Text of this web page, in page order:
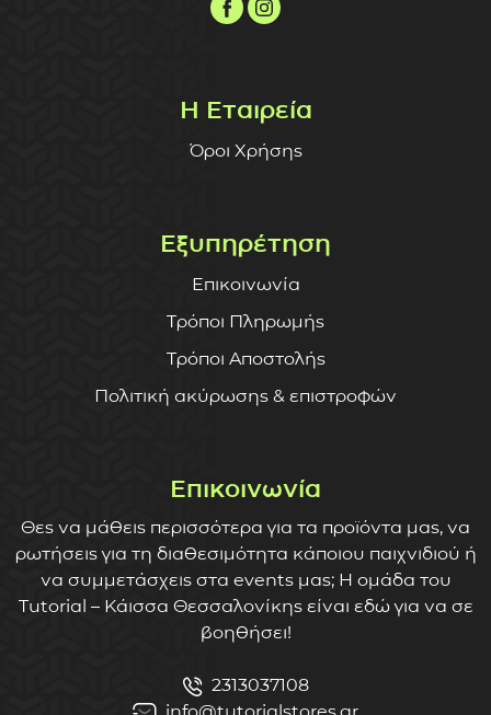
Η Εταιρεία
Όροι Χρήσης
Εξυπηρέτηση
Επικοινωνία
Τρόποι Πληρωμής
Τρόποι Αποστολής
Πολιτική ακύρωσης & επιστροφών
Επικοινωνία
Θες να μάθεις περισσότερα για τα προϊόντα μας, να
ρωτήσεις για τη διαθεσιμότητα κάποιου παιχνιδιού ή
να συμμετάσχεις στα events μας; Η ομάδα του
Tutorial – Κάισσα Θεσσαλονίκης είναι εδώ για να σε
βοηθήσει!
2313037108